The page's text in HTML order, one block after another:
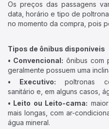
Os preços das passagens
data, horário e tipo de
no momento da compra, pois
Tipos de ônibus disponíveis
• Convencional: ônibus com
geralmente possuem uma
• Executivo: poltronas
sanitário e, em alguns casos,
• Leito ou Leito-cama:
mais longas, com ar-
água mineral.